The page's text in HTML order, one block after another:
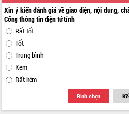
Xin ý kiến đánh giá về giao diện, nội dung,
Cổng thông tin điện tử tỉnh
Rất tốt
Tốt
Trung bình
Kém
Rất kém
Bình chọn